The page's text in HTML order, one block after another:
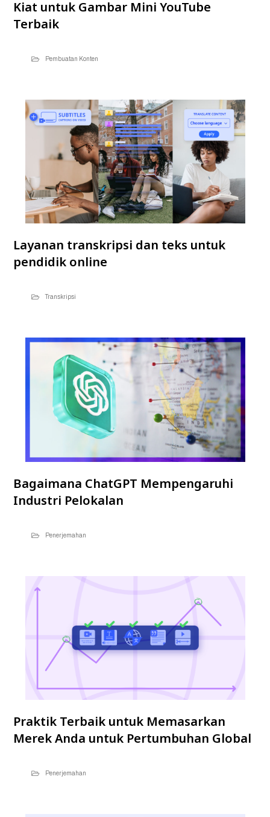
Kiat untuk Gambar Mini YouTube
Terbaik
Pembuatan Konten
Layanan transkripsi dan teks untuk
pendidik online
Transkripsi
Bagaimana ChatGPT Mempengaruhi
Industri Pelokalan
Penerjemahan
Praktik Terbaik untuk Memasarkan
Merek Anda untuk Pertumbuhan Global
Penerjemahan